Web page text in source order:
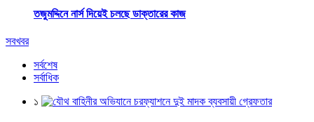
তজুমদ্দিনে নার্স দিয়েই চলছে ডাক্তারের কাজ
সবখবর
সর্বশেষ
সর্বাধিক
১